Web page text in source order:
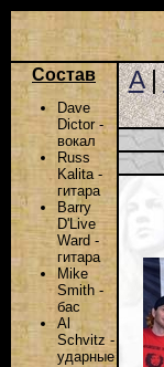
Состав
Dave
Dictor -
вокал
Russ
Kalita -
гитара
Barry
D'Live
Ward -
гитара
Mike
Smith -
бас
Al
Schvitz -
ударные
A|